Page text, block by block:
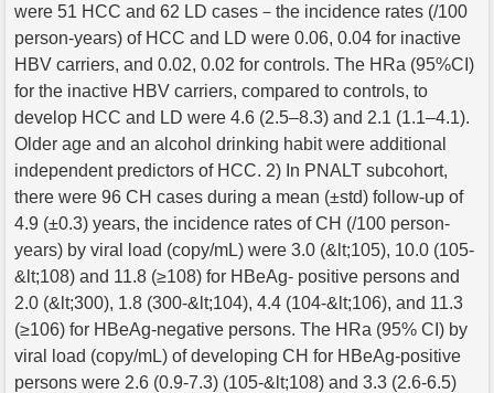
were 51 HCC and 62 LD cases－the incidence rates (/100
person-years) of HCC and LD were 0.06, 0.04 for inactive
HBV carriers, and 0.02, 0.02 for controls. The HRa (95%CI)
for the inactive HBV carriers, compared to controls, to
develop HCC and LD were 4.6 (2.5–8.3) and 2.1 (1.1–4.1).
Older age and an alcohol drinking habit were additional
independent predictors of HCC. 2) In PNALT subcohort,
there were 96 CH cases during a mean (±std) follow-up of
4.9 (±0.3) years, the incidence rates of CH (/100 person-
years) by viral load (copy/mL) were 3.0 (&lt;105), 10.0 (105-
&lt;108) and 11.8 (≥108) for HBeAg- positive persons and
2.0 (&lt;300), 1.8 (300-&lt;104), 4.4 (104-&lt;106), and 11.3
(≥106) for HBeAg-negative persons. The HRa (95% CI) by
viral load (copy/mL) of developing CH for HBeAg-positive
persons were 2.6 (0.9-7.3) (105-&lt;108) and 3.3 (2.6-6.5)